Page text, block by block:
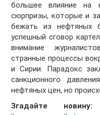
большее влияние на
сюрпризы, которые и
бежать из нефтяных
успешный сговор
внимание
странные процессы
и Сирии. Парадокс
санкционного
нефтяных цен, но
Згадайте